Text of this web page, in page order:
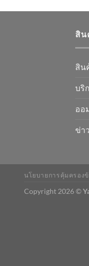
สิน
สิน
บริ
ออ
ข่า
นโยบายการคุ้มครอง
Copyright 2026 ©